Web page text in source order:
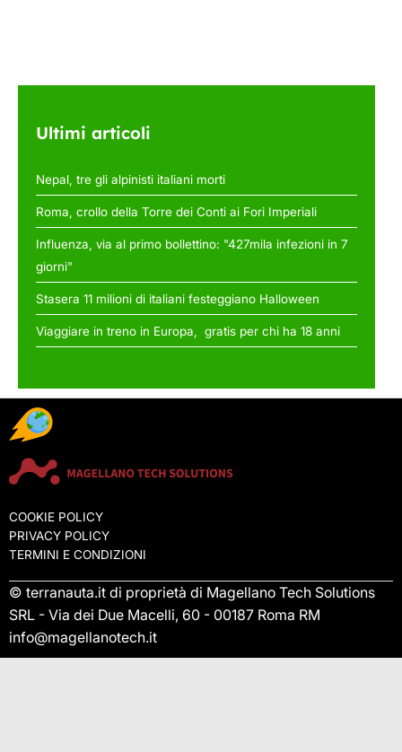
Ultimi articoli
Nepal, tre gli alpinisti italiani morti
Roma, crollo della Torre dei Conti ai Fori Imperiali
Influenza, via al primo bollettino: "427mila infezioni in 7
giorni"
Stasera 11 milioni di italiani festeggiano Halloween
Viaggiare in treno in Europa, gratis per chi ha 18 anni
COOKIE POLICY
PRIVACY POLICY
TERMINI E CONDIZIONI
© terranauta.it di proprietà di Magellano Tech Solutions
SRL - Via dei Due Macelli, 60 - 00187 Roma RM
info@magellanotech.it